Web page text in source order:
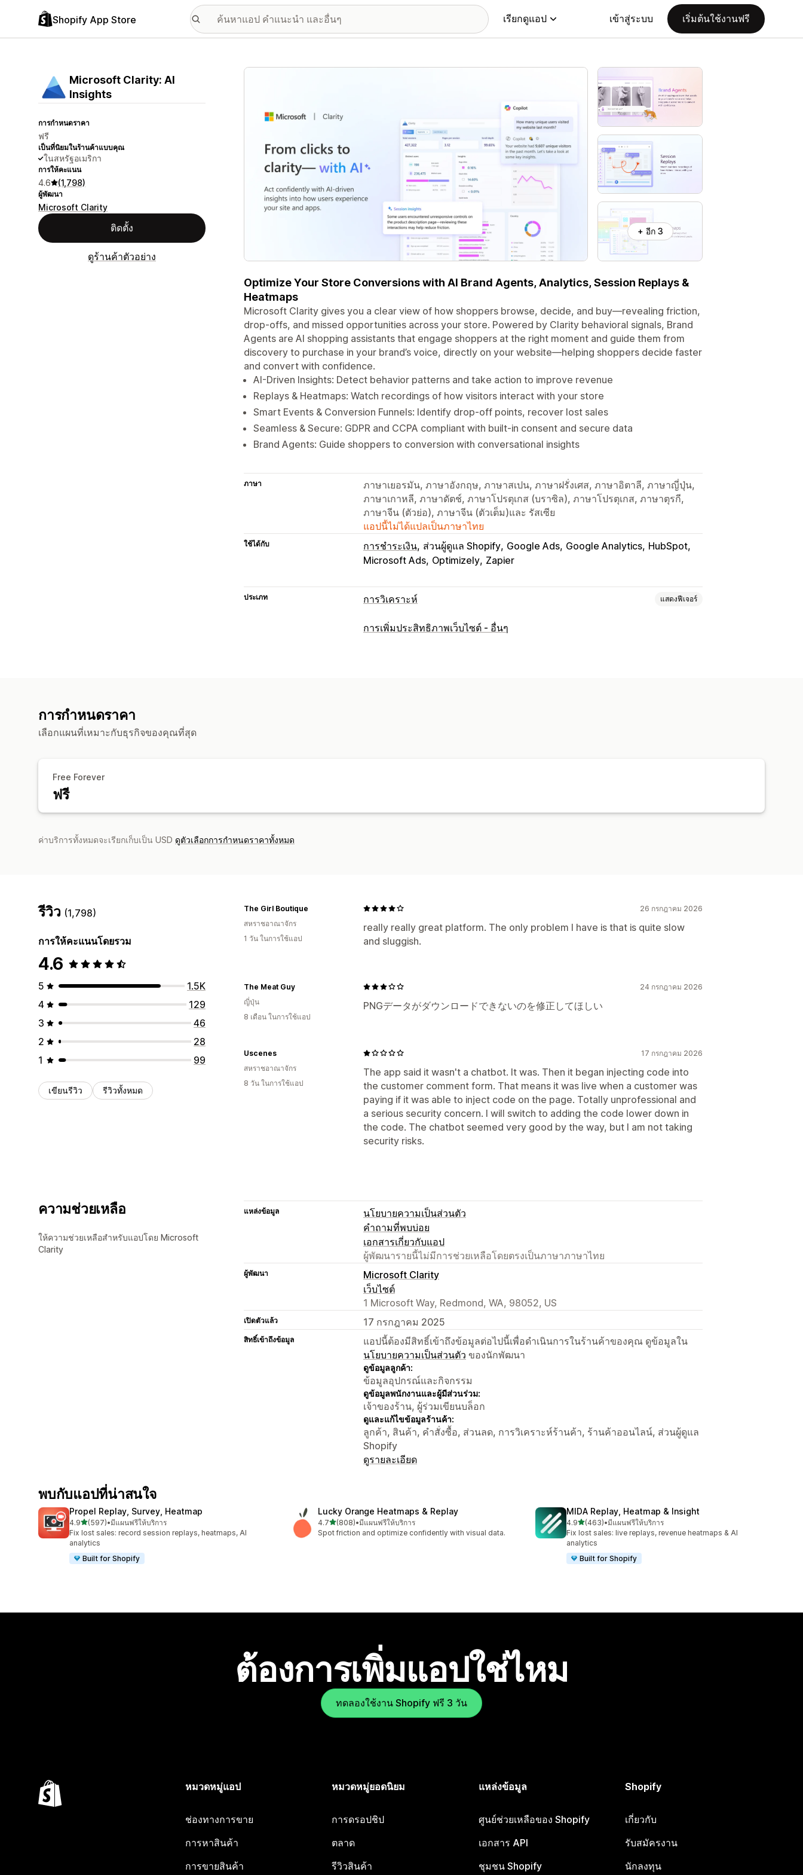
Shopify App Store เรียกดูแอป เข้าสู่ระบบ เริ่มต้นใช้งานฟรี
Microsoft Clarity: AI
Insights
การกำหนดราคา
ฟรี
เป็นที่นิยมในร้านค้าแบบคุณ
ในสหรัฐอเมริกา
การให้คะแนน
4.6 (1,798)
ผู้พัฒนา
Microsoft Clarity
ติดตั้ง
ดูร้านค้าตัวอย่าง
แกลเลอรีรูปภาพที่แสดง
+ อีก 3
Optimize Your Store Conversions with AI Brand Agents, Analytics, Session Replays &
Heatmaps
Microsoft Clarity gives you a clear view of how shoppers browse, decide, and buy—revealing friction,
drop‑offs, and missed opportunities across your store. Powered by Clarity behavioral signals, Brand
Agents are AI shopping assistants that engage shoppers at the right moment and guide them from
discovery to purchase in your brand’s voice, directly on your website—helping shoppers decide faster
and convert with confidence.
AI-Driven Insights: Detect behavior patterns and take action to improve revenue
Replays & Heatmaps: Watch recordings of how visitors interact with your store
Smart Events & Conversion Funnels: Identify drop-off points, recover lost sales
Seamless & Secure: GDPR and CCPA compliant with built‑in consent and secure data
Brand Agents: Guide shoppers to conversion with conversational insights
ภาษา
ภาษาเยอรมัน, ภาษาอังกฤษ, ภาษาสเปน, ภาษาฝรั่งเศส, ภาษาอิตาลี, ภาษาญี่ปุ่น,
ภาษาเกาหลี, ภาษาดัตช์, ภาษาโปรตุเกส (บราซิล), ภาษาโปรตุเกส, ภาษาตุรกี,
ภาษาจีน (ตัวย่อ), ภาษาจีน (ตัวเต็ม)และ รัสเซีย
แอปนี้ไม่ได้แปลเป็นภาษาไทย
ใช้ได้กับ การชำระเงิน ส่วนผู้ดูแล Shopify Google Ads Google Analytics HubSpot
Microsoft Ads Optimizely Zapier
ประเภท การวิเคราะห์ แสดงฟีเจอร์
พฤติกรรมของลูกค้า
การเพิ่มประสิทธิภาพเว็บไซต์ - อื่นๆ
การกำหนดราคา
เลือกแผนที่เหมาะกับธุรกิจของคุณที่สุด
Free Forever
ฟรี
ค่าบริการทั้งหมดจะเรียกเก็บเป็น USD ดูตัวเลือกการกำหนดราคาทั้งหมด
รีวิว (1,798)
การให้คะแนนโดยรวม
4.6
5
1.5K
4
129
3
46
2
28
1
99
เขียนรีวิว รีวิวทั้งหมด
26 กรกฎาคม 2026
really really great platform. The only problem I have is that is quite slow
and sluggish.
The Girl Boutique
สหราชอาณาจักร
1 วัน ในการใช้แอป
24 กรกฎาคม 2026
PNGデータがダウンロードできないのを修正してほしい
The Meat Guy
ญี่ปุ่น
8 เดือน ในการใช้แอป
17 กรกฎาคม 2026
The app said it wasn't a chatbot. It was. Then it began injecting code into
the customer comment form. That means it was live when a customer was
paying if it was able to inject code on the page. Totally unprofessional and
a serious security concern. I will switch to adding the code lower down in
the code. The chatbot seemed very good by the way, but I am not taking
security risks.
Uscenes
สหราชอาณาจักร
8 วัน ในการใช้แอป
ความช่วยเหลือ
ให้ความช่วยเหลือสำหรับแอปโดย Microsoft
Clarity
แหล่งข้อมูล
นโยบายความเป็นส่วนตัว
คำถามที่พบบ่อย
เอกสารเกี่ยวกับแอป
ผู้พัฒนารายนี้ไม่มีการช่วยเหลือโดยตรงเป็นภาษาภาษาไทย
ผู้พัฒนา
Microsoft Clarity
เว็บไซต์
1 Microsoft Way, Redmond, WA, 98052, US
เปิดตัวแล้ว 17 กรกฎาคม 2025
สิทธิ์เข้าถึงข้อมูล
แอปนี้ต้องมีสิทธิ์เข้าถึงข้อมูลต่อไปนี้เพื่อดำเนินการในร้านค้าของคุณ ดูข้อมูลใน
นโยบายความเป็นส่วนตัว ของนักพัฒนา
ดูข้อมูลลูกค้า:
ข้อมูลอุปกรณ์และกิจกรรม
ดูข้อมูลพนักงานและผู้มีส่วนร่วม:
เจ้าของร้าน, ผู้ร่วมเขียนบล็อก
ดูและแก้ไขข้อมูลร้านค้า:
ลูกค้า, สินค้า, คำสั่งซื้อ, ส่วนลด, การวิเคราะห์ร้านค้า, ร้านค้าออนไลน์, ส่วนผู้ดูแล
Shopify
ดูรายละเอียด
พบกับแอปที่น่าสนใจ
Propel Replay, Survey, Heatmap
4.9เต็ม 5 ดาว
(597)
ทั้งหมด 597 รีวิว
•มีแผนฟรีให้บริการ
Fix lost sales: record session replays, heatmaps, AI
analytics
Built for Shopify
Lucky Orange Heatmaps & Replay
4.7เต็ม 5 ดาว
(808)
ทั้งหมด 808 รีวิว
•มีแผนฟรีให้บริการ
Spot friction and optimize confidently with visual data.
MIDA Replay, Heatmap & Insight
4.9เต็ม 5 ดาว
(463)
ทั้งหมด 463 รีวิว
•มีแผนฟรีให้บริการ
Fix lost sales: live replays, revenue heatmaps & AI
analytics
Built for Shopify
ต้องการเพิ่มแอปใช่ไหม
ทดลองใช้งาน Shopify ฟรี 3 วัน
หมวดหมู่แอป
ช่องทางการขาย
การหาสินค้า
การขายสินค้า
หมวดหมู่ยอดนิยม
การดรอปชิป
ตลาด
รีวิวสินค้า
แหล่งข้อมูล
ศูนย์ช่วยเหลือของ Shopify
เอกสาร API
ชุมชน Shopify
Shopify
เกี่ยวกับ
รับสมัครงาน
นักลงทุน